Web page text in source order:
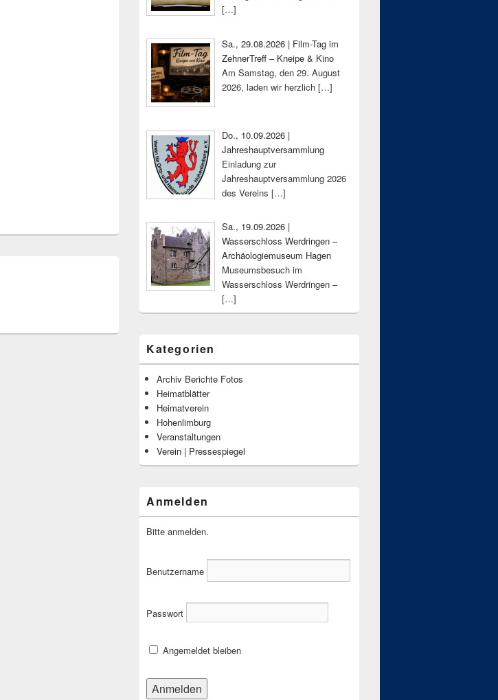
[…]
Sa., 29.08.2026 | Film-Tag im
ZehnerTreff – Kneipe & Kino
Am Samstag, den 29. August
2026, laden wir herzlich […]
Do., 10.09.2026 |
Jahreshauptversammlung
Einladung zur
Jahreshauptversammlung 2026
des Vereins […]
Sa., 19.09.2026 |
Wasserschloss Werdringen –
Archäologiemuseum Hagen
Museumsbesuch im
Wasserschloss Werdringen –
[…]
Kategorien
Archiv Berichte Fotos
Heimatblätter
Heimatverein
Hohenlimburg
Veranstaltungen
Verein | Pressespiegel
Anmelden
Bitte anmelden.
Benutzername
Passwort
Angemeldet bleiben